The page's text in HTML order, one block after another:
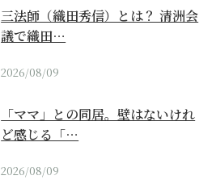
三法師（織田秀信）とは？ 清洲会
議で織田…
2026/08/09
「ママ」との同居。壁はないけれ
ど感じる「…
2026/08/09